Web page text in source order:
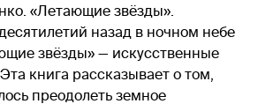
«Летающие звёзды».
назад в ночном небе
звёзды» — искусственные
книга рассказывает о том,
преодолеть земное